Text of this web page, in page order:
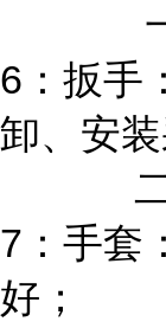
一
6：扳手
卸、
二
7：手套